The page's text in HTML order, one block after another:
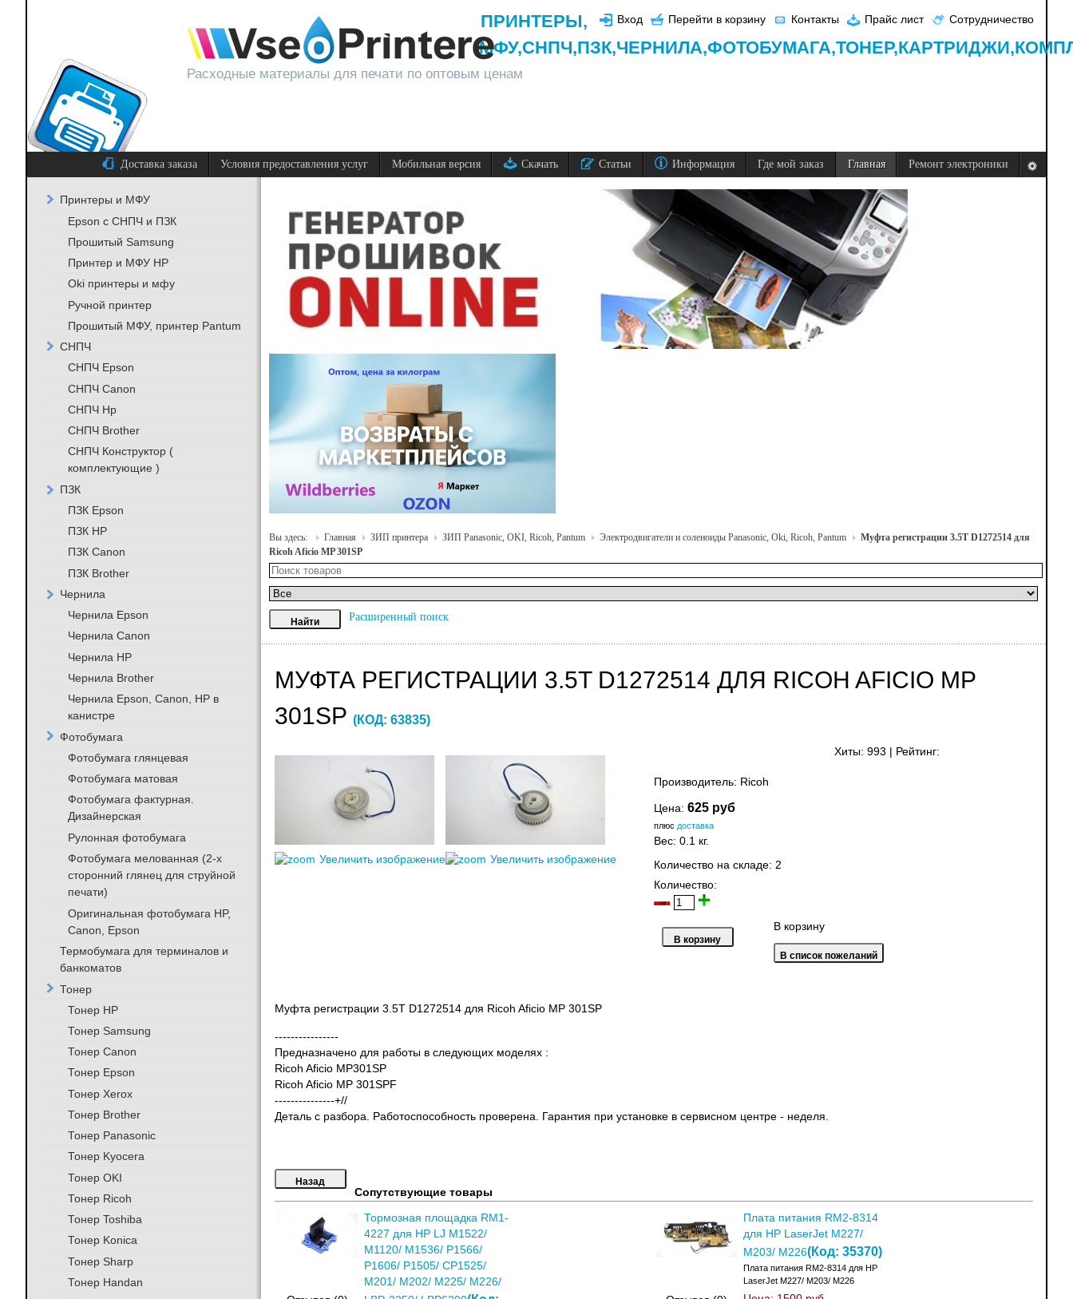
Расходные материалы для печати по оптовым ценам
Вход Перейти в корзину Контакты Прайс лист Сотрудничество
ПРИНТЕРЫ,
МФУ,СНПЧ,ПЗК,ЧЕРНИЛА,ФОТОБУМАГА,ТОНЕР,КАРТРИДЖИ,
Доставка заказа Условия предоставления услуг Мобильная версия Скачать Статьи Информация Где мой заказ Главная Ремонт электроники
Вы здесь: Главная ЗИП принтера ЗИП Panasonic, OKI, Ricoh, Pantum Электродвигатели и соленоиды Panasonic, Oki, Ricoh, Pantum
Муфта регистрации 3.5T D1272514 для
Ricoh Aficio MP 301SP
Расширенный поиск
МУФТА РЕГИСТРАЦИИ 3.5T D1272514 ДЛЯ RICOH AFICIO MP
301SP (КОД: 63835)
Хиты: 993 Рейтинг:
Увеличить изображение Увеличить изображение
Производитель: Ricoh
Цена: 625 руб
плюс доставка
Вес: 0.1 кг.
Количество на складе: 2
Количество:
В корзину
Муфта регистрации 3.5T D1272514 для Ricoh Aficio MP 301SP
----------------
Предназначено для работы в следующих моделях :
Ricoh Aficio MP301SP
Ricoh Aficio MP 301SPF
---------------+//
Деталь с разбора. Работоспособность проверена. Гарантия при установке в сервисном центре - неделя.
Сопутствующие товары
Тормозная площадка RM1-
4227 для HP LJ M1522/
M1120/ M1536/ P1566/
P1606/ P1505/ CP1525/
M201/ M202/ M225/ M226/
Плата питания RM2-8314
для HP LaserJet M227/
M203/ M226(Код: 35370)
Плата питания RM2-8314 для HP
LaserJet M227/ M203/ M226
Принтеры и МФУ
Epson с СНПЧ и ПЗК
Прошитый Samsung
Принтер и МФУ HP
Oki принтеры и мфу
Ручной принтер
Прошитый МФУ, принтер Pantum
СНПЧ
СНПЧ Epson
СНПЧ Canon
СНПЧ Hp
СНПЧ Brother
СНПЧ Конструктор (
комплектующие )
ПЗК
ПЗК Epson
ПЗК HP
ПЗК Canon
ПЗК Brother
Чернила
Чернила Epson
Чернила Canon
Чернила HP
Чернила Brother
Чернила Epson, Canon, HP в
канистре
Фотобумага
Фотобумага глянцевая
Фотобумага матовая
Фотобумага фактурная.
Дизайнерская
Рулонная фотобумага
Фотобумага мелованная (2-х
сторонний глянец для струйной
печати)
Оригинальная фотобумага HP,
Canon, Epson
Термобумага для терминалов и
банкоматов
Тонер
Тонер HP
Тонер Samsung
Тонер Canon
Тонер Epson
Тонер Xerox
Тонер Brother
Тонер Panasonic
Тонер Kyocera
Тонер OKI
Тонер Ricoh
Тонер Toshiba
Тонер Konica
Тонер Sharp
Тонер Handan